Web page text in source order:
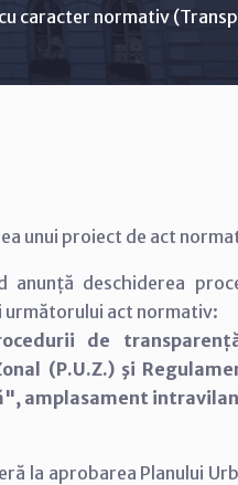
caracter normativ
unui proiect de act
anunță deschiderea
următorului act normativ:
de
(P.U.Z.) şi
amplasament
la aprobarea Planului